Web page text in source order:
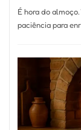
É hora do
paciência para